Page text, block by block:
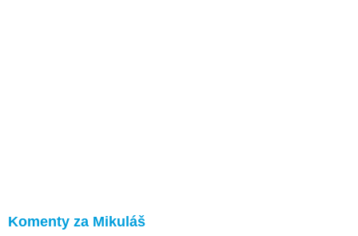
Komenty za Mikuláš